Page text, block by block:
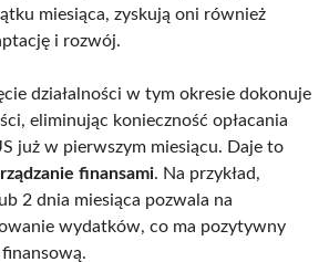
miesiąca, zyskują oni również
i rozwój.
działalności w tym okresie dokonuje
eliminując konieczność opłacania
już w pierwszym miesiącu. Daje to
finansami. Na przykład,
2 dnia miesiąca pozwala na
wydatków, co ma pozytywny